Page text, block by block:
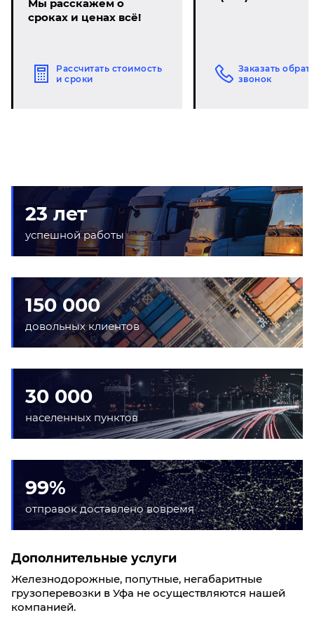
Мы расскажем о
сроках и ценах всё!
Рассчитать стоимость
и сроки
Заказать
звонок
23 лет
успешной работы
150 000
довольных клиентов
30 000
населенных пунктов
99%
отправок доставлено вовремя
Дополнительные услуги
Железнодорожные, попутные, негабаритные
грузоперевозки в Уфа не осуществляются нашей
компанией.